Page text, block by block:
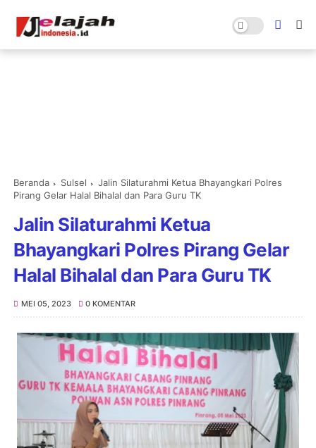
Beranda Sulsel
Jalin Silaturahmi Ketua Bhayangkari Polres
Pirang Gelar Halal Bihalal dan Para Guru TK
Jalin Silaturahmi Ketua
Bhayangkari Polres Pirang Gelar
Halal Bihalal dan Para Guru TK
MEI 05, 2023 0 KOMENTAR